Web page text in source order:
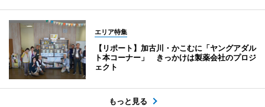
エリア特集
【リポート】加古川・かこむに「ヤングアダル
ト本コーナー」 きっかけは製薬会社のプロジ
ェクト
もっと見る